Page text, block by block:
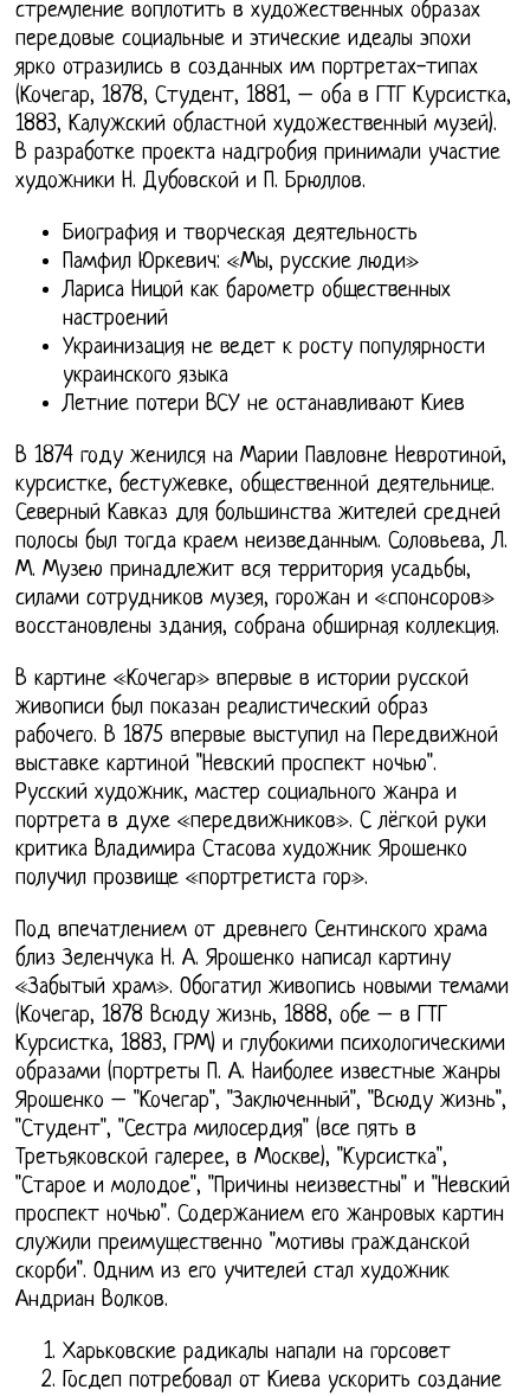
стремление воплотить в художественных образах
передовые социальные и этические идеалы эпохи
ярко отразились в созданных им портретах-типах
(Кочегар, 1878, Студент, 1881, – оба в ГТГ Курсистка,
1883, Калужский областной художественный музей).
В разработке проекта надгробия принимали участие
художники Н. Дубовской и П. Брюллов.
Биография и творческая деятельность
Памфил Юркевич: «Мы, русские люди»
Лариса Ницой как барометр общественных
настроений
Украинизация не ведет к росту популярности
украинского языка
Летние потери ВСУ не останавливают Киев
В 1874 году женился на Марии Павловне Невротиной,
курсистке, бестужевке, общественной деятельнице.
Северный Кавказ для большинства жителей средней
полосы был тогда краем неизведанным. Соловьева, Л.
М. Музею принадлежит вся территория усадьбы,
силами сотрудников музея, горожан и «спонсоров»
восстановлены здания, собрана обширная коллекция.
В картине «Кочегар» впервые в истории русской
живописи был показан реалистический образ
рабочего. В 1875 впервые выступил на Передвижной
выставке картиной "Невский проспект ночью".
Русский художник, мастер социального жанра и
портрета в духе «передвижников». С лёгкой руки
критика Владимира Стасова художник Ярошенко
получил прозвище «портретиста гор».
Под впечатлением от древнего Сентинского храма
близ Зеленчука Н. А. Ярошенко написал картину
«Забытый храм». Обогатил живопись новыми темами
(Кочегар, 1878 Всюду жизнь, 1888, обе – в ГТГ
Курсистка, 1883, ГРМ) и глубокими психологическими
образами (портреты П. А. Наиболее известные жанры
Ярошенко – "Кочегар", "Заключенный", "Всюду жизнь",
"Студент", "Сестра милосердия" (все пять в
Третьяковской галерее, в Москве), "Курсистка",
"Старое и молодое", "Причины неизвестны" и "Невский
проспект ночью". Содержанием его жанровых картин
служили преимущественно "мотивы гражданской
скорби". Одним из его учителей стал художник
Андриан Волков.
Харьковские радикалы напали на горсовет
Госдеп потребовал от Киева ускорить создание